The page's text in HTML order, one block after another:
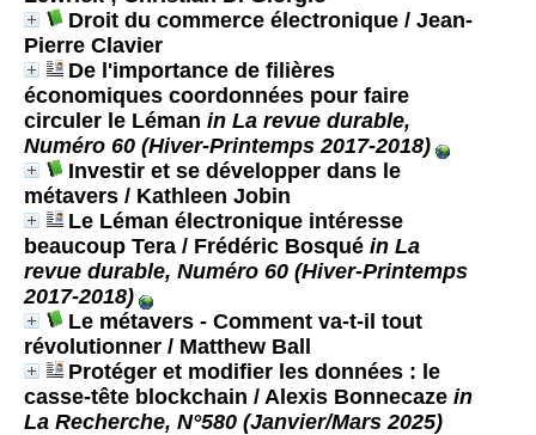
Droit du commerce électronique / Jean-
Pierre Clavier
De l'importance de filières
économiques coordonnées pour faire
circuler le Léman in La revue durable,
Numéro 60 (Hiver-Printemps 2017-2018)
Investir et se développer dans le
métavers / Kathleen Jobin
Le Léman électronique intéresse
beaucoup Tera / Frédéric Bosqué in La
revue durable, Numéro 60 (Hiver-Printemps
2017-2018)
Le métavers - Comment va-t-il tout
révolutionner / Matthew Ball
Protéger et modifier les données : le
casse-tête blockchain / Alexis Bonnecaze in
La Recherche, N°580 (Janvier/Mars 2025)